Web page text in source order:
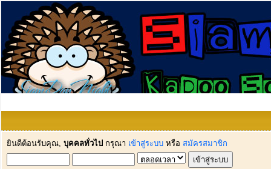
ยินดีต้อนรับคุณ, บุคคลทั่วไป กรุณา เข้าสู่ระบบ หรือ สมัครสมาชิก